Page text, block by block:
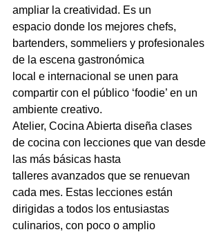
ampliar la creatividad. Es un
espacio donde los mejores chefs,
bartenders, sommeliers y profesionales
de la escena gastronómica
local e internacional se unen para
compartir con el público ‘foodie’ en un
ambiente creativo.
Atelier, Cocina Abierta diseña clases
de cocina con lecciones que van desde
las más básicas hasta
talleres avanzados que se renuevan
cada mes. Estas lecciones están
dirigidas a todos los entusiastas
culinarios, con poco o amplio